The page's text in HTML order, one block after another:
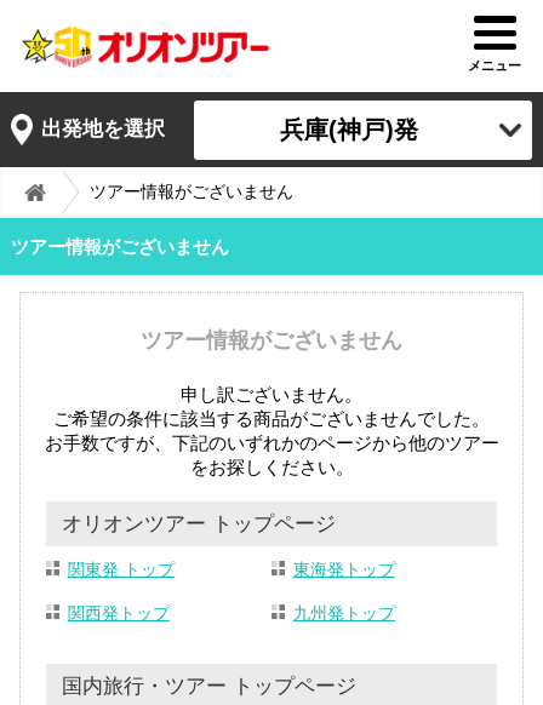
メニュー
出発地を選択 兵庫(神戸)発
ツアー情報がございません
ツアー情報がございません
ツアー情報がございません
申し訳ございません。
ご希望の条件に該当する商品がございませんでした。
お手数ですが、下記のいずれかのページから他のツアー
をお探しください。
オリオンツアー トップページ
関東発 トップ 東海発トップ
関西発トップ 九州発トップ
国内旅行・ツアー トップページ